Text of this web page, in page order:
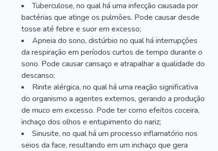
Tuberculose, no qual há uma infecção causada por
bactérias que atinge os pulmões. Pode causar desde
tosse até febre e suor em excesso;
Apneia do sono, distúrbio no qual há interrupções
da respiração em períodos curtos de tempo durante o
sono. Pode causar cansaço e atrapalhar a qualidade do
descanso;
Rinite alérgica, no qual há uma reação significativa
do organismo a agentes externos, gerando a produção
de muco em excesso. Pode ter como efeitos coceira,
inchaço dos olhos e entupimento do nariz;
Sinusite, no qual há um processo inflamatório nos
seios da face, resultando em um inchaço que gera